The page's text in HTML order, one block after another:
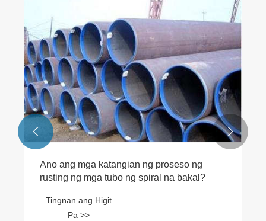
Ano ang mga katangian ng proseso ng
rusting ng mga tubo ng spiral na bakal?
Tingnan ang Higit
Pa >>
 